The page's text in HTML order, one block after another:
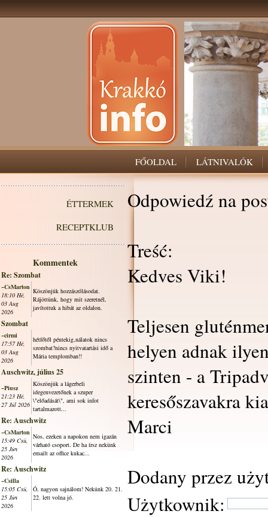
FŐOLDAL LÁTNIVALÓK
ÉTTERMEK
RECEPTKLUB
Kommentek
Re: Szombat
~CsMarton
18:10 Hé,
03 Aug
2026
Köszönjük hozzászólásodat.
Rájöttünk, hogy mit szeretnél,
javítottuk a hibát az oldalon.
Szombat
~cirmi
17:57 Hé,
03 Aug
2026
hétfőtől péntekig,nálatok nincs
szombat?nincs nyitvatartási idő a
Mária templomban!!
Auschwitz, július 25
~Piusz
21:23 Hé,
27 Júl 2026
Köszönjük a lágerbeli
idegenvezetőnek a szuper
\"előadását\", ami sok infot
tartalmazott...
Re: Auschwitz
~CsMarton
15:49 Csü,
25 Jún
2026
Nos, ezeken a napokon nem igazán
várható csoport. De ha írsz nekünk
emailt az office kukac...
Re: Auschwitz
~Csilla
15:05 Csü,
25 Jún
2026
Ó, nagyon sajnálom! Nekünk 20. 21.
22. lett volna jó.
Odpowiedź na
Treść:
Kedves Viki!
Teljesen
helyen adnak
szinten - a
keresőszavakra
Marci
Dodany przez
Użytkownik: